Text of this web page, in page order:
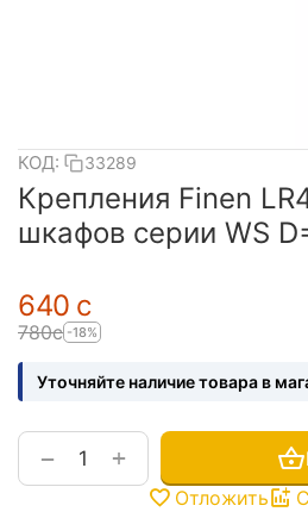
КОД: 33289
Крепления Finen
шкафов серии WS
‍640‍ с
‍780‍с -18%
Уточняйте наличие товара в
+
−
Отложить